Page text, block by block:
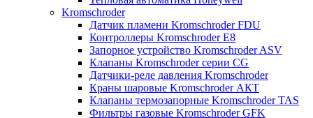
Kromschroder
Датчик пламени Kromschroder FDU
Контроллеры Kromschroder E8
Запорное устройство Kromschroder ASV
Клапаны Kromschroder серии CG
Датчики-реле давления Kromschroder
Краны шаровые Kromschroder АКТ
Клапаны термозапорные Kromschroder TAS
Фильтры газовые Kromschroder GFK